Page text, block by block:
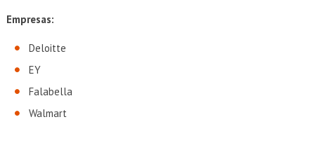
Empresas:
Deloitte
EY
Falabella
Walmart